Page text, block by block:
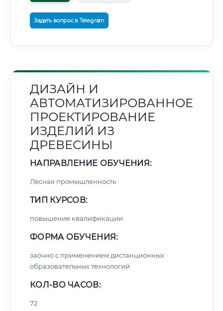
Задать вопрос в Telegram
ДИЗАЙН И
АВТОМАТИЗИРОВАННОЕ
ПРОЕКТИРОВАНИЕ
ИЗДЕЛИЙ ИЗ
ДРЕВЕСИНЫ
НАПРАВЛЕНИЕ ОБУЧЕНИЯ:
Лесная промышленность
ТИП КУРСОВ:
повышение квалификации
ФОРМА ОБУЧЕНИЯ:
заочно с применением дистанционных
образовательных технологий
КОЛ-ВО ЧАСОВ:
72